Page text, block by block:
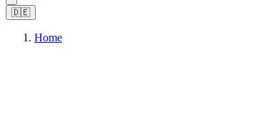
🇩🇪
Home